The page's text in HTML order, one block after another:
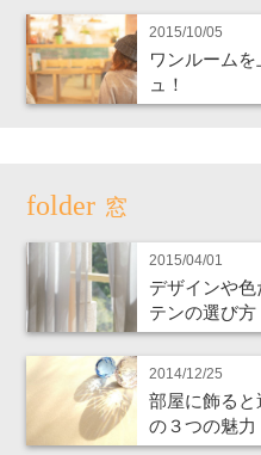
2015/10/05
ワンルーム
ュ！
窓
2015/04/01
デザインや
テンの選び方
2014/12/25
部屋に飾る
の３つの魅力